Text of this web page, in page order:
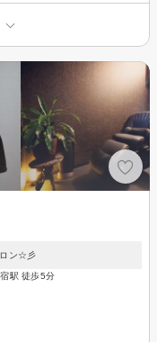
ロン☆彡
駅 徒歩5分